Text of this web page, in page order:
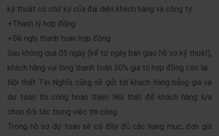
kỹ thuật có chữ ký của đại diện khách hàng và công ty
+Thanh lý hợp đồng
+Đề nghị thanh toán hợp đồng
Sau không quá 05 ngày (kể từ ngày bàn giao hồ sơ kỹ thuật),
khách hàng vui lòng thanh toán 30% giá trị hợp đồng còn lại.
Nội thất Tín Nghĩa cũng sẽ gửi tới khách hàng bảng giá và
dự toán thi công hoàn thiện Nội thất để khách hàng lựa
chọn đối tác trong việc thi công.
Trong hồ sơ dự toán sẽ có đầy đủ các hạng mục, đơn giá